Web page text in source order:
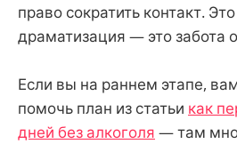
право сократить контакт.
драматизация — это забота
Если вы на раннем этапе,
помочь план из статьи как
дней без алкоголя — там